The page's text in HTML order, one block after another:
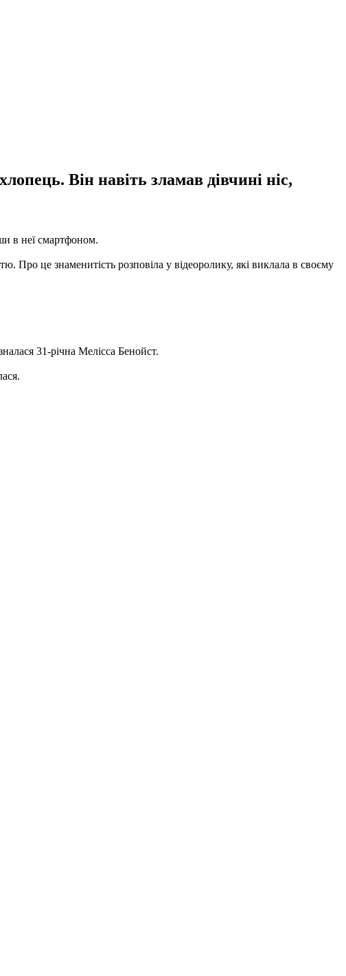
Він навіть зламав дівчині ніс,
в неї смартфоном.
Про це знаменитість розповіла у відеоролику, які виклала в своєму
31-річна Мелісса Бенойст.